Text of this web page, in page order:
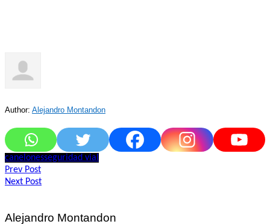
Author: Alejandro Montandon
canelonesseguridad vial
Navegación
de
Prev Post
Next Post
Alejandro Montandon